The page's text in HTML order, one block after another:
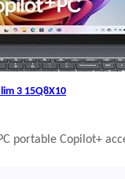
3 15Q8X10
portable Copilot+